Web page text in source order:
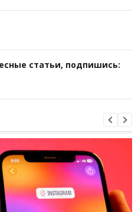
статьи, подпишись: